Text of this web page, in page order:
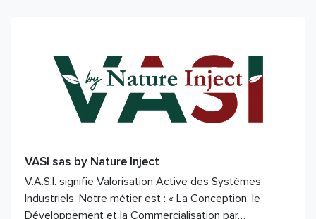
VASI sas by Nature Inject
V.A.S.I. signifie Valorisation Active des Systèmes
Industriels. Notre métier est : « La Conception, le
Développement et la Commercialisation par…